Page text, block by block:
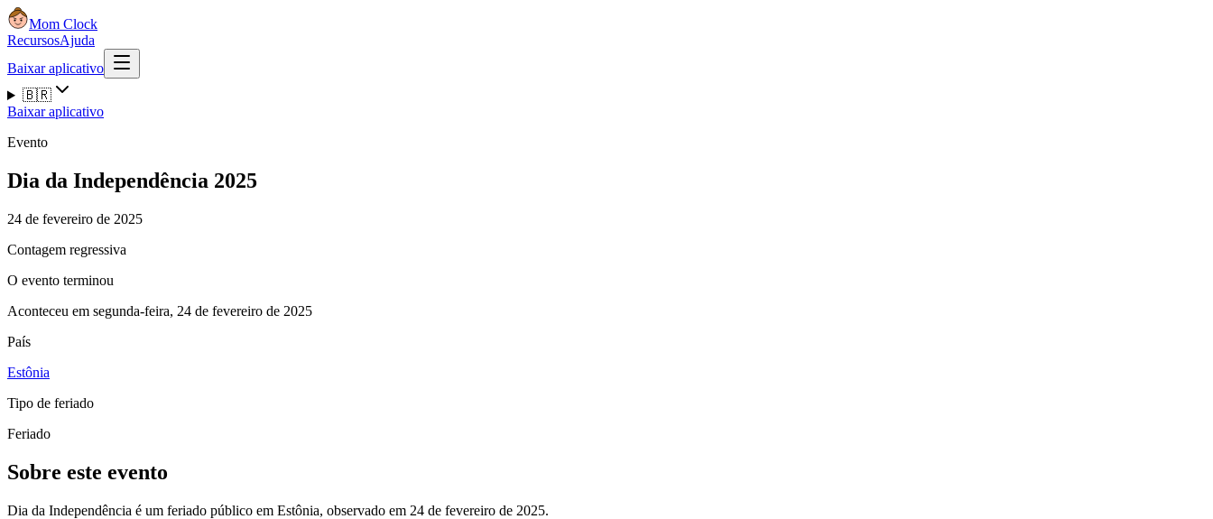
Mom Clock
RecursosAjuda
Baixar aplicativo
🇧🇷
Baixar aplicativo
Evento
Dia da Independência 2025
24 de fevereiro de 2025
Contagem regressiva
O evento terminou
Aconteceu em segunda-feira, 24 de fevereiro de 2025
País
Estônia
Tipo de feriado
Feriado
Sobre este evento
Dia da Independência é um feriado público em Estônia, observado em 24 de fevereiro de 2025.